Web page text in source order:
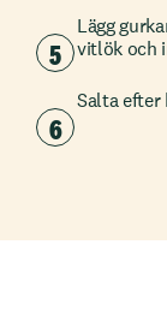
5
Lägg
vitlök och
6
Salta efter